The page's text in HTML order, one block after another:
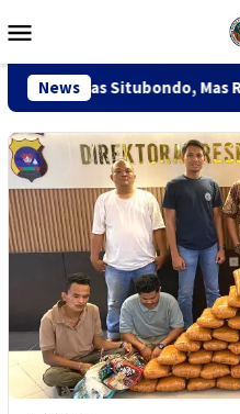
ke
Mobile
News
Mas Rio Dorong Gerakan